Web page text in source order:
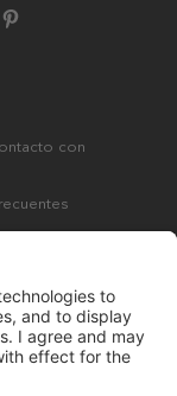
con
los derechos